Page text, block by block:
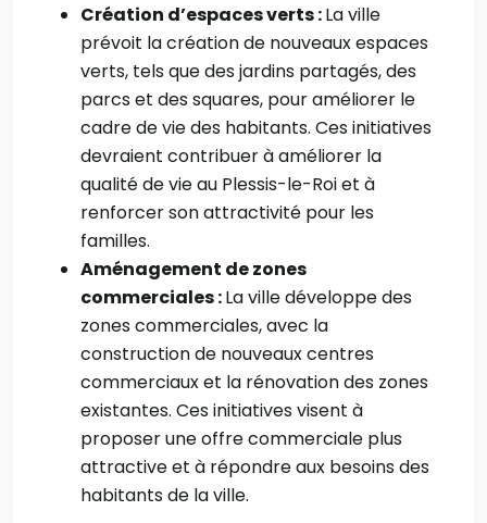
Création d’espaces verts :La ville
prévoit la création de nouveaux espaces
verts, tels que des jardins partagés, des
parcs et des squares, pour améliorer le
cadre de vie des habitants. Ces initiatives
devraient contribuer à améliorer la
qualité de vie au Plessis-le-Roi et à
renforcer son attractivité pour les
familles.
Aménagement de zones
commerciales :La ville développe des
zones commerciales, avec la
construction de nouveaux centres
commerciaux et la rénovation des zones
existantes. Ces initiatives visent à
proposer une offre commerciale plus
attractive et à répondre aux besoins des
habitants de la ville.